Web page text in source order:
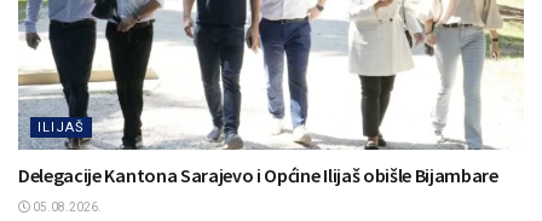
ILIJAŠ
Delegacije Kantona Sarajevo i Općine Ilijaš obišle Bijambare
05.08.2026.